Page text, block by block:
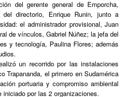
del gerente general de Emporcha,
directorio, Enrique Runin, junto a
el administrador provisional, Juan
de vínculos, Gabriel Núñez; la jefa del
y tecnología, Paulina Flores; además
un recorrido por las instalaciones
Trapananda, el primero en Sudamérica
portuaria y compromiso ambiental
por las 2 organizaciones.